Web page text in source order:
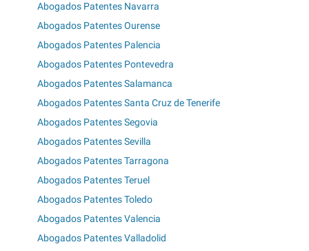
Abogados Patentes Navarra
Abogados Patentes Ourense
Abogados Patentes Palencia
Abogados Patentes Pontevedra
Abogados Patentes Salamanca
Abogados Patentes Santa Cruz de Tenerife
Abogados Patentes Segovia
Abogados Patentes Sevilla
Abogados Patentes Tarragona
Abogados Patentes Teruel
Abogados Patentes Toledo
Abogados Patentes Valencia
Abogados Patentes Valladolid